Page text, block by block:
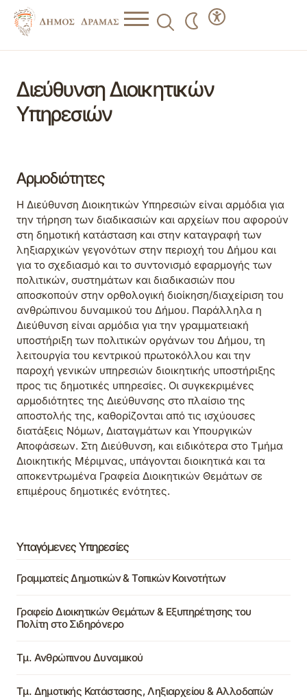
Διεύθυνση Διοικητικών
Υπηρεσιών
Αρμοδιότητες
Η Διεύθυνση Διοικητικών Υπηρεσιών είναι αρμόδια για
την τήρηση των διαδικασιών και αρχείων που αφορούν
στη δημοτική κατάσταση και στην καταγραφή των
ληξιαρχικών γεγονότων στην περιοχή του Δήμου και
για το σχεδιασμό και το συντονισμό εφαρμογής των
πολιτικών, συστημάτων και διαδικασιών που
αποσκοπούν στην ορθολογική διοίκηση/διαχείριση του
ανθρώπινου δυναμικού του Δήμου. Παράλληλα η
Διεύθυνση είναι αρμόδια για την γραμματειακή
υποστήριξη των πολιτικών οργάνων του Δήμου, τη
λειτουργία του κεντρικού πρωτοκόλλου και την
παροχή γενικών υπηρεσιών διοικητικής υποστήριξης
προς τις δημοτικές υπηρεσίες. Οι συγκεκριμένες
αρμοδιότητες της Διεύθυνσης στο πλαίσιο της
αποστολής της, καθορίζονται από τις ισχύουσες
διατάξεις Νόμων, Διαταγμάτων και Υπουργικών
Αποφάσεων. Στη Διεύθυνση, και ειδικότερα στο Τμήμα
Διοικητικής Μέριμνας, υπάγονται διοικητικά και τα
αποκεντρωμένα Γραφεία Διοικητικών Θεμάτων σε
επιμέρους δημοτικές ενότητες.
Υπαγόμενες Υπηρεσίες
Γραμματείς Δημοτικών & Τοπικών Κοινοτήτων
Γραφείο Διοικητικών Θεμάτων & Εξυπηρέτησης του
Πολίτη στο Σιδηρόνερο
Τμ. Ανθρώπινου Δυναμικού
Τμ. Δημοτικής Κατάστασης, Ληξιαρχείου & Αλλοδαπών